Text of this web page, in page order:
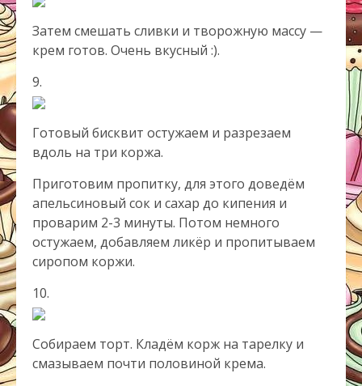
Затем смешать сливки и творожную массу —
крем готов. Очень вкусный :).
9.
Готовый бисквит остужаем и разрезаем
вдоль на три коржа.
Приготовим пропитку, для этого доведём
апельсиновый сок и сахар до кипения и
проварим 2-3 минуты. Потом немного
остужаем, добавляем ликёр и пропитываем
сиропом коржи.
10.
Собираем торт. Кладём корж на тарелку и
смазываем почти половиной крема.